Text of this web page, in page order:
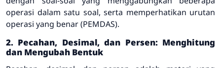
operasi dalam satu soal, serta memperhatikan urutan
operasi yang benar (PEMDAS).
2. Pecahan, Desimal, dan Persen: Menghitung
dan Mengubah Bentuk